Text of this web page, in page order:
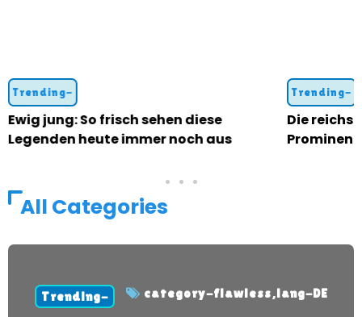
Trending-
Ewig jung: So frisch sehen diese
Legenden heute immer noch aus
Trending-
Die
All Categories
Trending- category-flawless,lang-DE